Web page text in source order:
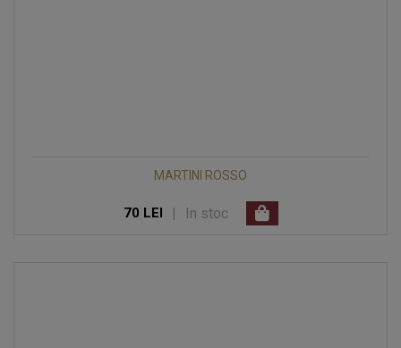
MARTINI ROSSO
70 LEI | In stoc